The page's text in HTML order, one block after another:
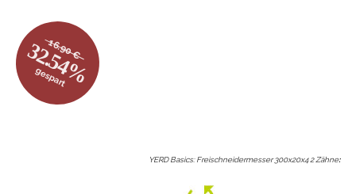
16.90 €
32.54%
gespart
YERD Basics: Freischneidermesser 300x20x4 2 Zähne: